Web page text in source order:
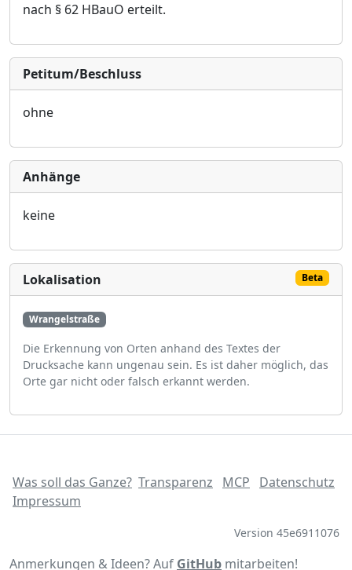
nach § 62 HBauO erteilt.
Petitum/Beschluss
ohne
Anhänge
keine
Lokalisation Beta
Wrangelstraße
Die Erkennung von Orten anhand des Textes der
Drucksache kann ungenau sein. Es ist daher möglich, das
Orte gar nicht oder falsch erkannt werden.
Was soll das Ganze? Transparenz MCP
Datenschutz
Impressum
Version 45e6911076
Anmerkungen & Ideen? Auf GitHub mitarbeiten!